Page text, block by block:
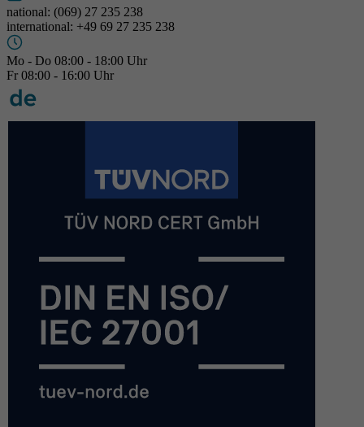
national: (069) 27 235 238
international: +49 69 27 235 238
Mo - Do 08:00 - 18:00 Uhr
Fr 08:00 - 16:00 Uhr